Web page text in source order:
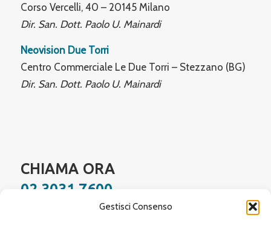
Gestisci Consenso
Corso Vercelli, 40 – 20145 Milano
Dir. San. Dott. Paolo U. Mainardi
Neovision Due Torri
Centro Commerciale Le Due Torri – Stezzano (BG)
Dir. San. Dott. Paolo U. Mainardi
CHIAMA ORA
02 3031 7600